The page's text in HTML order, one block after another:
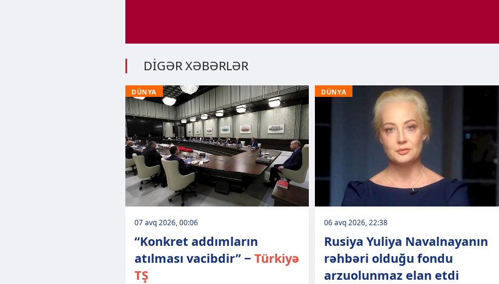
DİGƏR XƏBƏRLƏR
DÜNYA
07 avq 2026, 00:06
“Konkret addımların
atılması vacibdir” − Türkiyə
TŞ
DÜNYA
06 avq 2026, 22:38
Rusiya Yuliya Navalnayanın
rəhbəri olduğu fondu
arzuolunmaz elan etdi